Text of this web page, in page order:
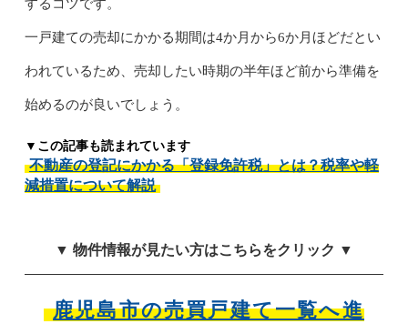
するコツです。
一戸建ての売却にかかる期間は4か月から6か月ほどだとい
われているため、売却したい時期の半年ほど前から準備を
始めるのが良いでしょう。
▼この記事も読まれています
不動産の登記にかかる「登録免許税」とは？税率や軽
減措置について解説
▼ 物件情報が見たい方はこちらをクリック ▼
鹿児島市の売買戸建て一覧へ進